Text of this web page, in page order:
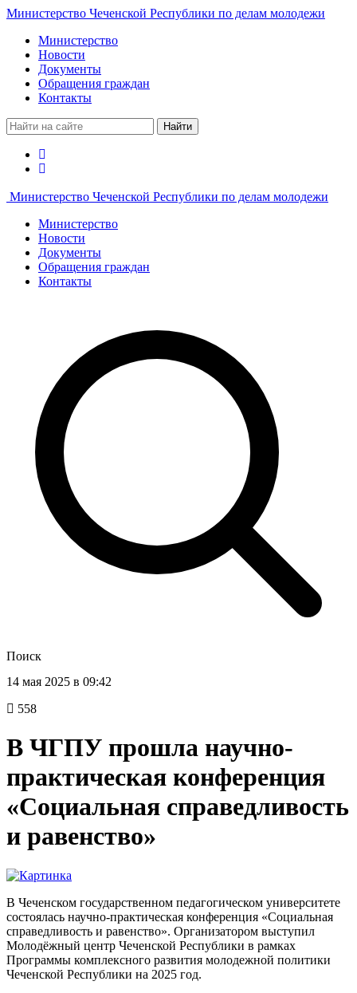
Министерство Чеченской Республики по делам молодежи
Министерство
Новости
Документы
Обращения граждан
Контакты
Найти
Министерство Чеченской Республики по делам молодежи
Министерство
Новости
Документы
Обращения граждан
Контакты
Поиск
14 мая 2025 в 09:42
558
В ЧГПУ прошла научно-
практическая конференция
«Социальная справедливость
и равенство»
В Чеченском государственном педагогическом университете
состоялась научно-практическая конференция «Социальная
справедливость и равенство». Организатором выступил
Молодёжный центр Чеченской Республики в рамках
Программы комплексного развития молодежной политики
Чеченской Республики на 2025 год.